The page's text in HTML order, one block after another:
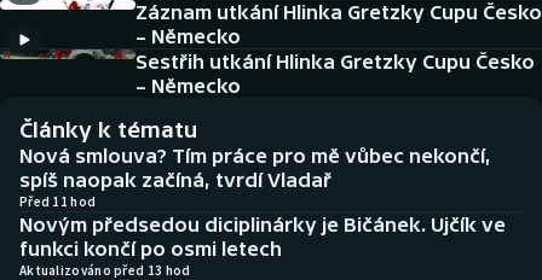
Americký fotbal
Baseball a softbal
Basketbal
Biatlon
Boby a skeleton
NEPŘEHLÉDNĚTE
Historické návraty
Aplikace ČT sport
AZ kvíz
Záznam utkání Hlinka Gretzky Cupu Česko
– Německo
Sestřih utkání Hlinka Gretzky Cupu Česko
– Německo
Články k tématu
Nová smlouva? Tím práce pro mě vůbec nekončí,
spíš naopak začíná, tvrdí Vladař
Před 11 hod
Novým předsedou diciplinárky je Bičánek. Ujčík ve
funkci končí po osmi letech
Aktualizováno před 13 hod